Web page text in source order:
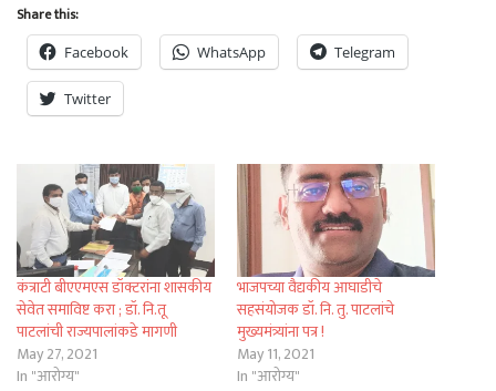
Share this:
Facebook WhatsApp Telegram
Twitter
कंत्राटी बीएएमएस डॉक्टरांना शासकीय
सेवेत समाविष्ट करा ; डॉ. नि.तू
पाटलांची राज्यपालांकडे मागणी
May 27, 2021
In "आरोग्य"
भाजपच्या वैद्यकीय आघाडीचे
सहसंयोजक डॉ. नि. तु. पाटलांचे
मुख्यमंत्र्यांना पत्र !
May 11, 2021
In "आरोग्य"